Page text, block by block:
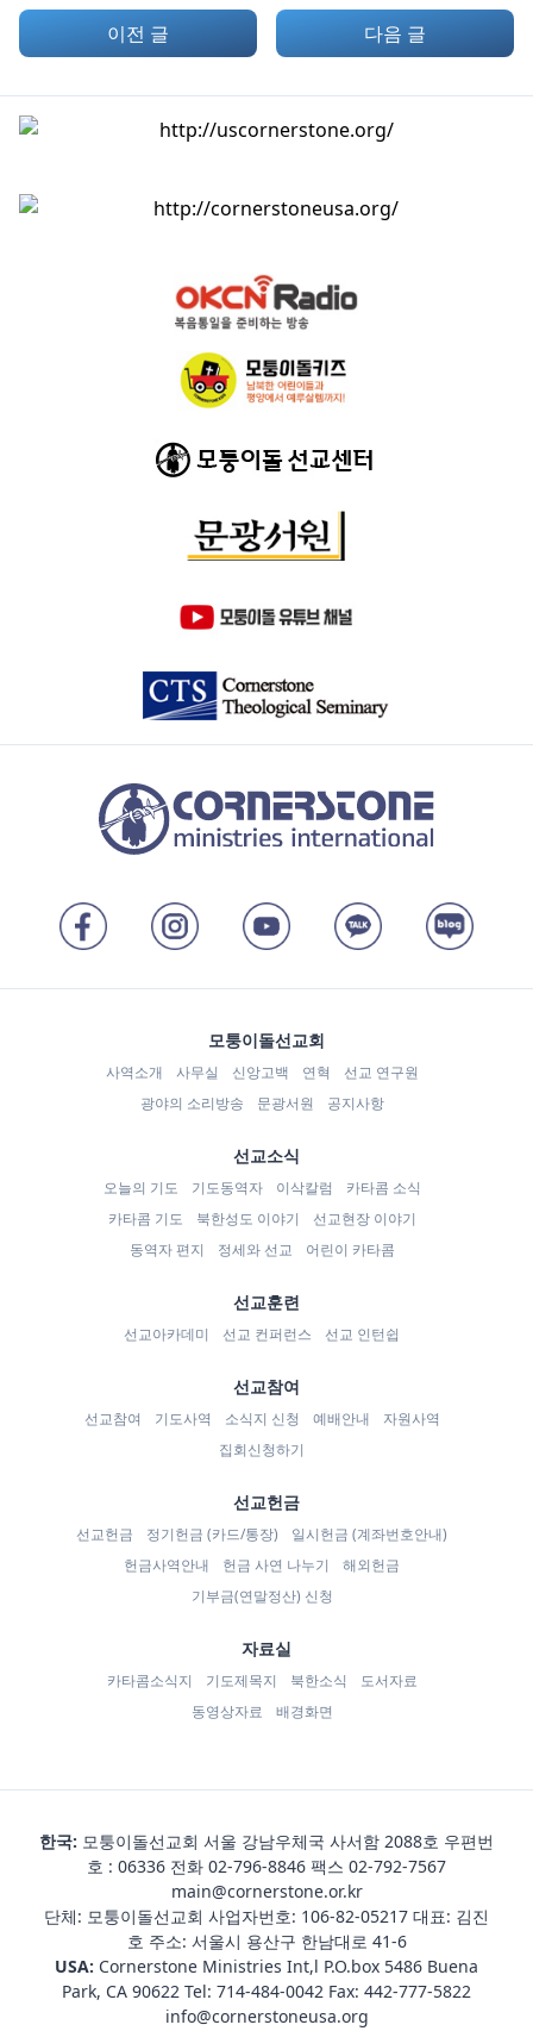
이전 글 다음 글
모퉁이돌선교회
사역소개 사무실 신앙고백 연혁
선교 연구원
광야의 소리방송
문광서원 공지사항
선교소식
오늘의 기도 기도동역자 이삭칼럼
카타콤 소식
카타콤 기도
북한성도 이야기
선교현장 이야기
동역자 편지
정세와 선교 어린이 카타콤
선교훈련
선교아카데미 선교 컨퍼런스 선교 인턴쉽
선교참여
선교참여 기도사역 소식지 신청 예배안내
자원사역
집회신청하기
선교헌금
선교헌금 정기헌금 (카드/통장)
일시헌금 (계좌번호안내)
헌금사역안내
헌금 사연 나누기
해외헌금
기부금(연말정산) 신청
자료실
카타콤소식지 기도제목지 북한소식
도서자료
동영상자료
배경화면
한국: 모퉁이돌선교회 서울 강남우체국 사서함 2088호 우편번
호 : 06336 전화 02-796-8846 팩스 02-792-7567
main@cornerstone.or.kr
단체: 모퉁이돌선교회 사업자번호: 106-82-05217 대표: 김진
호 주소: 서울시 용산구 한남대로 41-6
USA: Cornerstone Ministries Int,l P.O.box 5486 Buena
Park, CA 90622 Tel: 714-484-0042 Fax: 442-777-5822
info@cornerstoneusa.org